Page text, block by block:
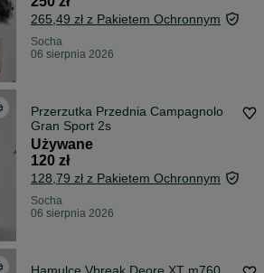
265,49 zł z Pakietem Ochronnym
Socha
06 sierpnia 2026
Przerzutka Przednia Campagnolo
Gran Sport 2s
Używane
120 zł
128,79 zł z Pakietem Ochronnym
Socha
06 sierpnia 2026